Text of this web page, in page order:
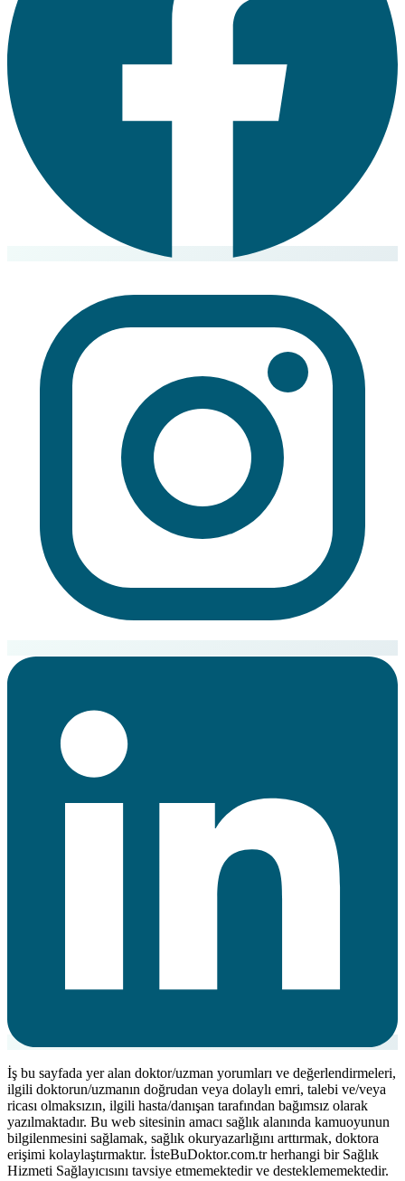
İş bu sayfada yer alan doktor/uzman yorumları ve değerlendirmeleri,
ilgili doktorun/uzmanın doğrudan veya dolaylı emri, talebi ve/veya
ricası olmaksızın, ilgili hasta/danışan tarafından bağımsız olarak
yazılmaktadır. Bu web sitesinin amacı sağlık alanında kamuoyunun
bilgilenmesini sağlamak, sağlık okuryazarlığını arttırmak, doktora
erişimi kolaylaştırmaktır. İsteBuDoktor.com.tr herhangi bir Sağlık
Hizmeti Sağlayıcısını tavsiye etmemektedir ve desteklememektedir.